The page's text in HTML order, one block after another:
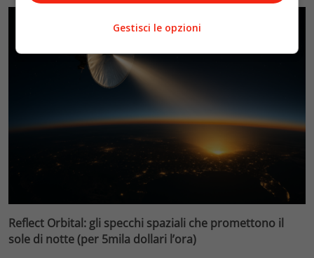
Reflect Orbital: gli specchi spaziali che promettono il
sole di notte (per 5mila dollari l’ora)
Gestisci le opzioni